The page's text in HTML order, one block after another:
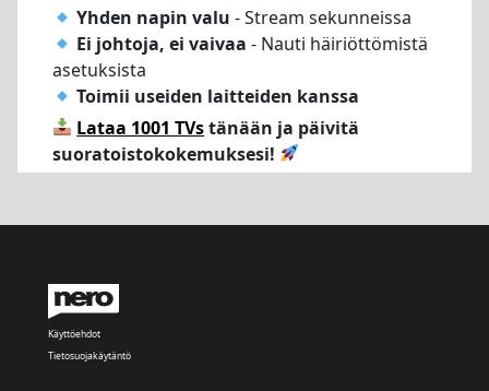
Yhden napin valu - Stream sekunneissa
Ei johtoja, ei vaivaa - Nauti häiriöttömistä
asetuksista
Toimii useiden laitteiden kanssa
Lataa 1001 TVstänään ja päivitä
suoratoistokokemuksesi!
Käyttöehdot
Tietosuojakäytäntö